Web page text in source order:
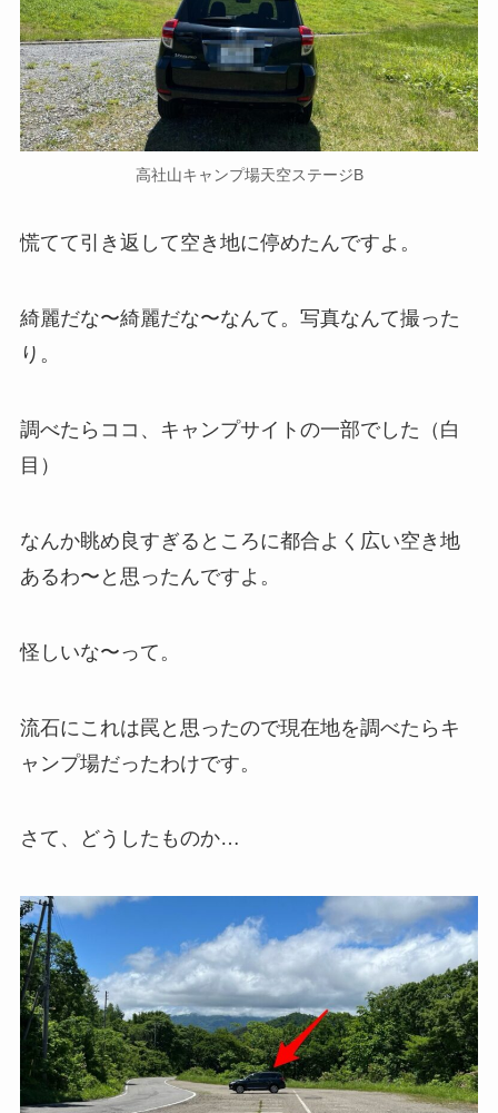
高社山キャンプ場天空ステージB
慌てて引き返して空き地に停めたんですよ。
綺麗だな〜綺麗だな〜なんて。写真なんて撮った
り。
調べたらココ、キャンプサイトの一部でした（白
目）
なんか眺め良すぎるところに都合よく広い空き地
あるわ〜と思ったんですよ。
怪しいな〜って。
流石にこれは罠と思ったので現在地を調べたらキ
ャンプ場だったわけです。
さて、どうしたものか…